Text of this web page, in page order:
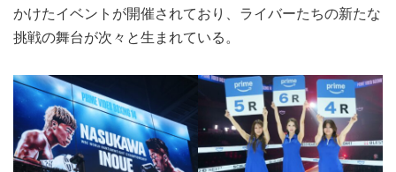
かけたイベントが開催されており、ライバーたちの新たな
挑戦の舞台が次々と生まれている。